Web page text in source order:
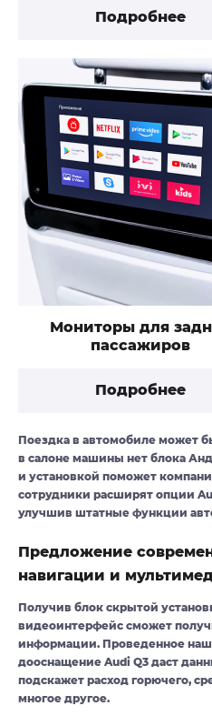
Подробнее
Мониторы для
пассажиров
Подробнее
Поездка в автомобиле может
в салоне машины нет блока
и установкой поможет
сотрудники расширят опции
улучшив штатные функции
Предложение
навигации и
Получив блок скрытой
видеоинтерфейс сможет
информации. Проведенное
дооснащение Audi Q3 даст
подскажет расход горючего,
многое другое.